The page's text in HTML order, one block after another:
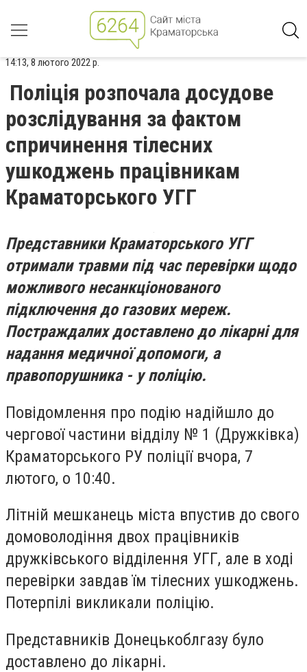
14:13, 8 лютого 2022 р.
Поліція розпочала досудове
розслідування за фактом
спричинення тілесних
ушкоджень працівникам
Краматорського УГГ
Представники Краматорського УГГ
отримали травми під час перевірки щодо
можливого несанкціонованого
підключення до газових мереж.
Постраждалих доставлено до лікарні для
надання медичної допомоги, а
правопорушника - у поліцію.
Повідомлення про подію надійшло до
чергової частини відділу № 1 (Дружківка)
Краматорського РУ поліції вчора, 7
лютого, о 10:40.
Літній мешканець міста впустив до свого
домоволодіння двох працівників
дружківського відділення УГГ, але в ході
перевірки завдав їм тілесних ушкоджень.
Потерпілі викликали поліцію.
Представників Донецькоблгазу було
доставлено до лікарні.